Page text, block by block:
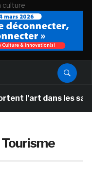
culture
l’art dans les salles
Tourisme